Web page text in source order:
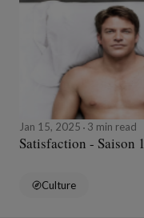
Jan 15, 2025 3 min read
Satisfaction - Saison 1
Culture